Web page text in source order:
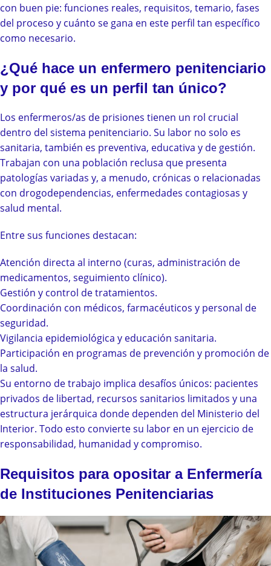
con buen pie: funciones reales, requisitos, temario, fases
del proceso y cuánto se gana en este perfil tan específico
como necesario.
¿Qué hace un enfermero penitenciario
y por qué es un perfil tan único?
Los enfermeros/as de prisiones tienen un rol crucial
dentro del sistema penitenciario. Su labor no solo es
sanitaria, también es preventiva, educativa y de gestión.
Trabajan con una población reclusa que presenta
patologías variadas y, a menudo, crónicas o relacionadas
con drogodependencias, enfermedades contagiosas y
salud mental.
Entre sus funciones destacan:
Atención directa al interno (curas, administración de
medicamentos, seguimiento clínico).
Gestión y control de tratamientos.
Coordinación con médicos, farmacéuticos y personal de
seguridad.
Vigilancia epidemiológica y educación sanitaria.
Participación en programas de prevención y promoción de
la salud.
Su entorno de trabajo implica desafíos únicos: pacientes
privados de libertad, recursos sanitarios limitados y una
estructura jerárquica donde dependen del Ministerio del
Interior. Todo esto convierte su labor en un ejercicio de
responsabilidad, humanidad y compromiso.
Requisitos para opositar a Enfermería
de Instituciones Penitenciarias